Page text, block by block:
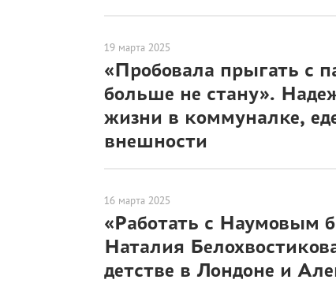
19 марта 2025
«Пробовала прыгать с
больше не стану».
жизни в коммуналке,
внешности
16 марта 2025
«Работать с Наумовым
Наталия
детстве в Лондоне и